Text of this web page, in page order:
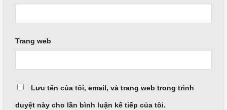
Trang web
Lưu tên của tôi, email, và trang web trong trình
duyệt này cho lần bình luận kế tiếp của tôi.